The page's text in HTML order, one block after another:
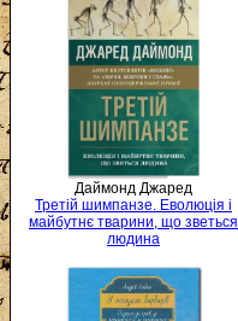
Даймонд Джаред
Третій шимпанзе. Еволюція і
майбутнє тварини, що зветься
людина